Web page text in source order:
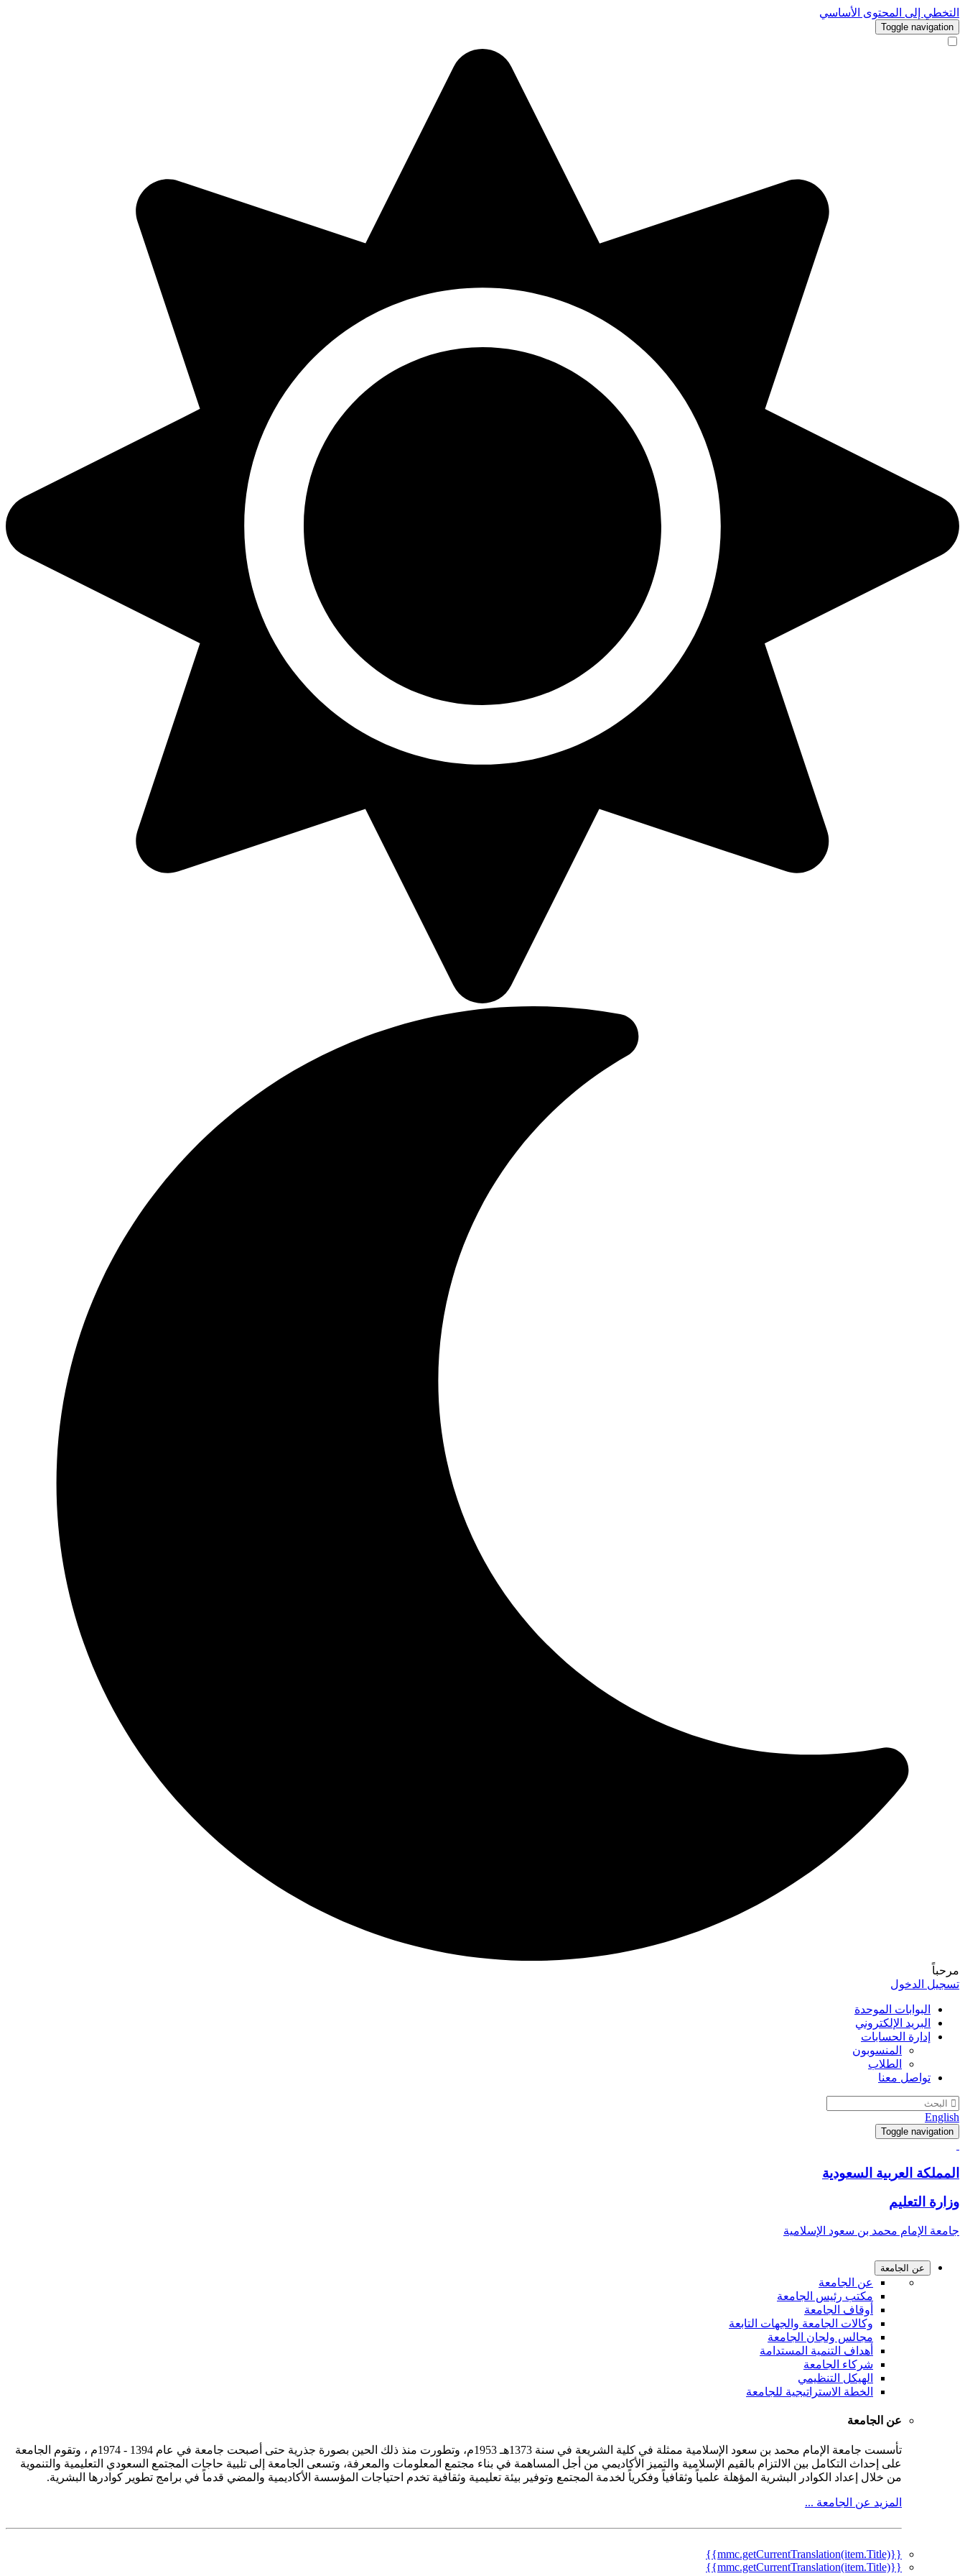
التخطي إلى المحتوى الأساسي
Toggle navigation
مرحباً
تسجيل الدخول
البوابات الموحدة
البريد الإلكتروني
إدارة الحسابات
المنسوبون
الطلاب
تواصل معنا
English
Toggle navigation
المملكة العربية السعودية
وزارة التعليم
جامعة الإمام محمد بن سعود الإسلامية
عن الجامعة
عن الجامعة
مكتب رئيس الجامعة
أوقاف الجامعة
وكالات الجامعة والجهات التابعة
مجالس ولجان الجامعة
أهداف التنمية المستدامة
شركاء الجامعة
الهيكل التنظيمي
الخطة الاستراتيجية للجامعة
عن الجامعة
تأسست جامعة الإمام محمد بن سعود الإسلامية ممثلة في كلية الشريعة في سنة 1373هـ 1953م، وتطورت منذ ذلك الحين بصورة جذرية حتى أصبحت جامعة في عام 1394 - 1974م ، وتقوم الجامعة
على إحداث التكامل بين الالتزام بالقيم الإسلامية والتميز الأكاديمي من أجل المساهمة في بناء مجتمع المعلومات والمعرفة، وتسعى الجامعة إلى تلبية حاجات المجتمع السعودي التعليمية والتنموية
من خلال إعداد الكوادر البشرية المؤهلة علمياً وثقافياً وفكرياً لخدمة المجتمع وتوفير بيئة تعليمية وثقافية تخدم احتياجات المؤسسة الأكاديمية والمضي قدماً في برامج تطوير كوادرها البشرية.
المزيد عن الجامعة ...
{{mmc.getCurrentTranslation(item.Title)}}
{{mmc.getCurrentTranslation(item.Title)}}